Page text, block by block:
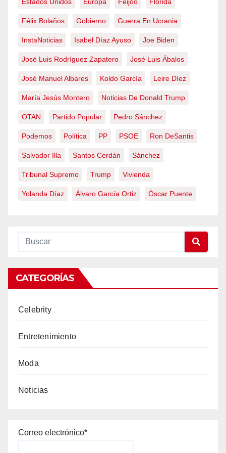
Félix Bolaños Gobierno Guerra En Ucrania
InstaNoticias Isabel Díaz Ayuso Joe Biden
José Luis Rodríguez Zapatero José Luis Ábalos
José Manuel Albares Koldo García Leire Díez
María Jesús Montero Noticias De Donald Trump
OTAN Partido Popular Pedro Sánchez
Podemos Política PP PSOE Ron DeSantis
Salvador Illa Santos Cerdán Sánchez
Tribunal Supremo Trump Vivienda
Yolanda Díaz Álvaro García Ortiz Óscar Puente
CATEGORÍAS
Celebrity
Entretenimiento
Moda
Noticias
Correo electrónico*